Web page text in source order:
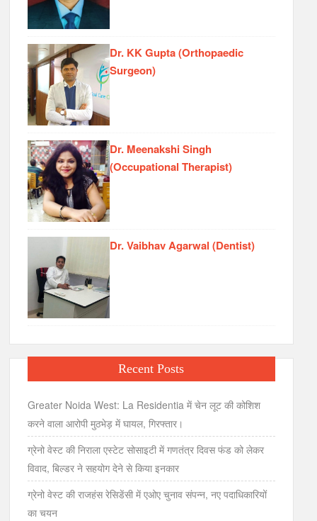
Dr. KK Gupta (Orthopaedic
Surgeon)
Dr. Meenakshi Singh
(Occupational Therapist)
Dr. Vaibhav Agarwal (Dentist)
Recent Posts
Greater Noida West: La Residentia में चेन लूट की कोशिश
करने वाला आरोपी मुठभेड़ में घायल, गिरफ्तार।
ग्रेनो वेस्ट की निराला एस्टेट सोसाइटी में गणतंत्र दिवस फंड को लेकर
विवाद, बिल्डर ने सहयोग देने से किया इनकार
ग्रेनो वेस्ट की राजहंस रेसिडेंसी में एओए चुनाव संपन्न, नए पदाधिकारियों
का चयन